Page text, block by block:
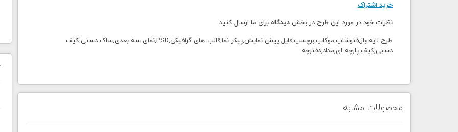
خرید اشتراک
نظرات خود در مورد این طرح در بخش دیدگاه برای ما ارسال کنید
طرح لایه باز,فتوشاپ,موکاپ,برچسپ,فایل پیش نمایش,پیکر نما,قالب های گرافیکی,PSD,نمای سه بعدی,ساک دستی,کیف
دستی,کیف پارچه ای,مداد,دفترچه
محصولات مشابه